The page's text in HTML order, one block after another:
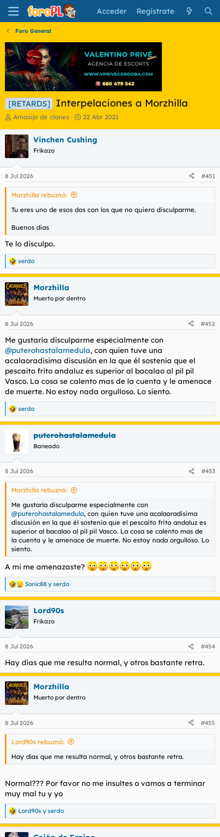
Acceder Regístrate
Foro General
[RETARDS] Interpelaciones a Morzhilla
I
i
i
a
d
o
r
d
l
e
m
a
Amasijo de clones
F
h
e
n
i
22 Abr 2021
Vinchen Cushing
Frikazo
8 Jul 2026 #451
Morzhilla rebuznó:
Tu eres uno de esos dos con los que no quiero disculparme.
Buenos dias
Te lo disculpo.
R
e
a
c
c
i
e
:
serdo
Morzhilla
Muerto por dentro
8 Jul 2026 #452
Me gustaría disculparme especialmente con
@puterohastalamedula, con quien tuve una
acalaoradisima discusión en la que él sostenia que el
pescaito frito andaluz es superior al bacalao al pil pil
Vasco. La cosa se calento mas de la cuenta y le amenace
de muerte. No estoy nada orgulloso. Lo siento.
R
e
a
e
s
serdo
puterohastalamedula
Baneado
8 Jul 2026 #453
Morzhilla rebuznó:
Me gustaría disculparme especialmente con
@puterohastalamedula, con quien tuve una acalaoradisima
discusión en la que él sostenia que el pescaito frito andaluz es
superior al bacalao al pil pil Vasco. La cosa se calento mas de
la cuenta y le amenace de muerte. No estoy nada orgulloso. Lo
siento.
A mi me amenazaste?
R
e
a
c
c
i
e
:
Sonic88 y serdo
Lord90s
Frikazo
8 Jul 2026 #454
Hay días que me resulta normal, y otros bastante retra.
Morzhilla
Muerto por dentro
8 Jul 2026 #455
Lord90s rebuznó:
Hay días que me resulta normal, y otros bastante retra.
Normal??? Por favor no me insultes o vamos a terminar
muy mal tu y yo
R
e
a
Lord90s y serdo